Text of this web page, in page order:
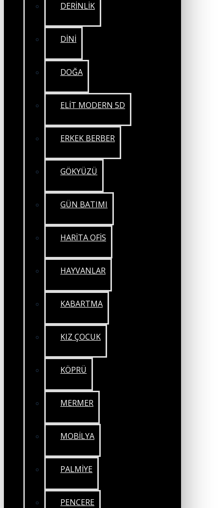
DERİNLİK
DİNİ
DOĞA
ELİT MODERN 5D
ERKEK BERBER
GÖKYÜZÜ
GÜN BATIMI
HARİTA OFİS
HAYVANLAR
KABARTMA
KIZ ÇOCUK
KÖPRÜ
MERMER
MOBİLYA
PALMİYE
PENCERE